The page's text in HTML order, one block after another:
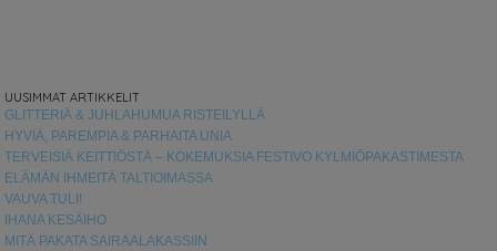
UUSIMMAT ARTIKKELIT
GLITTERIÄ & JUHLAHUMUA RISTEILYLLÄ
HYVIÄ, PAREMPIA & PARHAITA UNIA
TERVEISIÄ KEITTIÖSTÄ – KOKEMUKSIA FESTIVO KYLMIÖPAKASTIMESTA
ELÄMÄN IHMEITÄ TALTIOIMASSA
VAUVA TULI!
IHANA KESÄIHO
MITÄ PAKATA SAIRAALAKASSIIN